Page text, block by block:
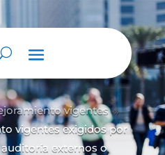
vigentes 9
vigentes exigidos por
externos o